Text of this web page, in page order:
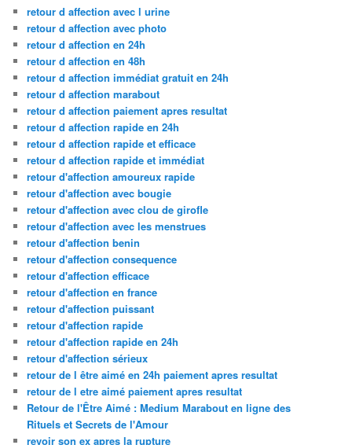
retour d affection avec l urine
retour d affection avec photo
retour d affection en 24h
retour d affection en 48h
retour d affection immédiat gratuit en 24h
retour d affection marabout
retour d affection paiement apres resultat
retour d affection rapide en 24h
retour d affection rapide et efficace
retour d affection rapide et immédiat
retour d'affection amoureux rapide
retour d'affection avec bougie
retour d'affection avec clou de girofle
retour d'affection avec les menstrues
retour d'affection benin
retour d'affection consequence
retour d'affection efficace
retour d'affection en france
retour d'affection puissant
retour d'affection rapide
retour d'affection rapide en 24h
retour d'affection sérieux
retour de l être aimé en 24h paiement apres resultat
retour de l etre aimé paiement apres resultat
Retour de l'Être Aimé : Medium Marabout en ligne des
Rituels et Secrets de l'Amour
revoir son ex apres la rupture